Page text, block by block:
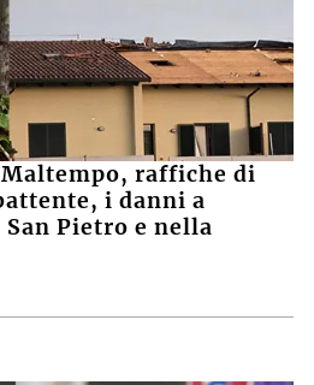
Maltempo, raffiche di
i danni a
Pietro e nella